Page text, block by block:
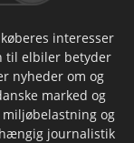
interesser
til elbiler betyder
nyheder om og
marked og
og
journalistik